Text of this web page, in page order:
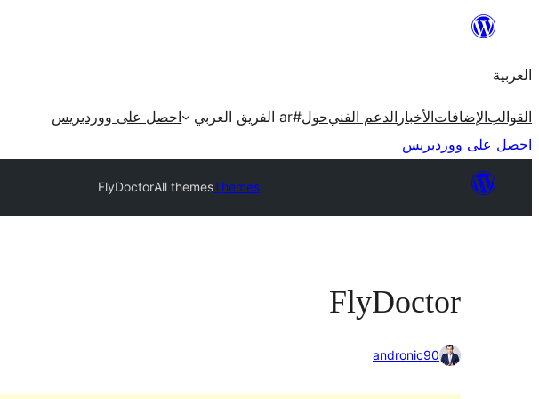
المحتوى
العربية
القوالبالإضافاتالأخبار الدعم الفنيحول#ar الفريق العربي
احصل على ووردبريس
احصل على ووردبريس
Themes
All themes
FlyDoctor
FlyDoctor
andronic90